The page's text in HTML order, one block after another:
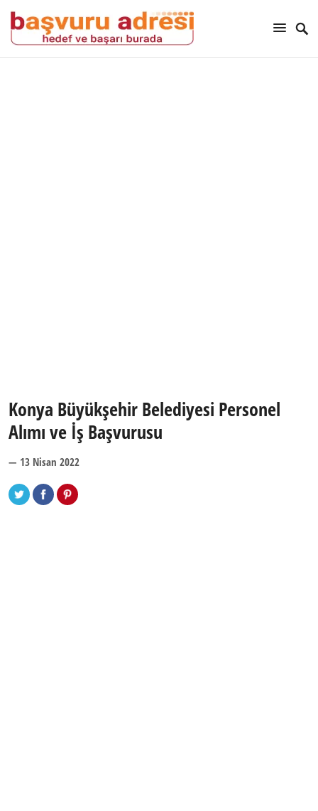
Konya Büyükşehir Belediyesi Personel
Alımı ve İş Başvurusu
— 13 Nisan 2022